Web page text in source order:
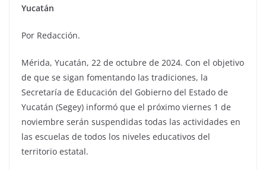
Yucatán
Por Redacción.
Mérida, Yucatán, 22 de octubre de 2024. Con el objetivo
de que se sigan fomentando las tradiciones, la
Secretaría de Educación del Gobierno del Estado de
Yucatán (Segey) informó que el próximo viernes 1 de
noviembre serán suspendidas todas las actividades en
las escuelas de todos los niveles educativos del
territorio estatal.